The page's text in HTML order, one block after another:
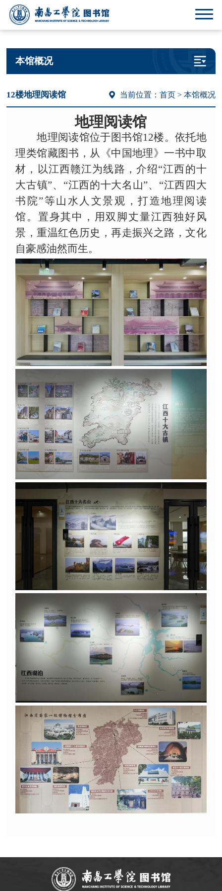
本馆概况
12楼地理阅读馆 当前位置： 首页> 本馆概况
地理阅读馆
地理阅读馆位于图书馆12楼。依托地
理类馆藏图书，从《中国地理》一书中取
材，以江西赣江为线路，介绍“江西的十
大古镇”、“江西的十大名山”、“江西四大
书院”等山水人文景观，打造地理阅读
馆。置身其中，用双脚丈量江西独好风
景，重温红色历史，再走振兴之路，文化
自豪感油然而生。